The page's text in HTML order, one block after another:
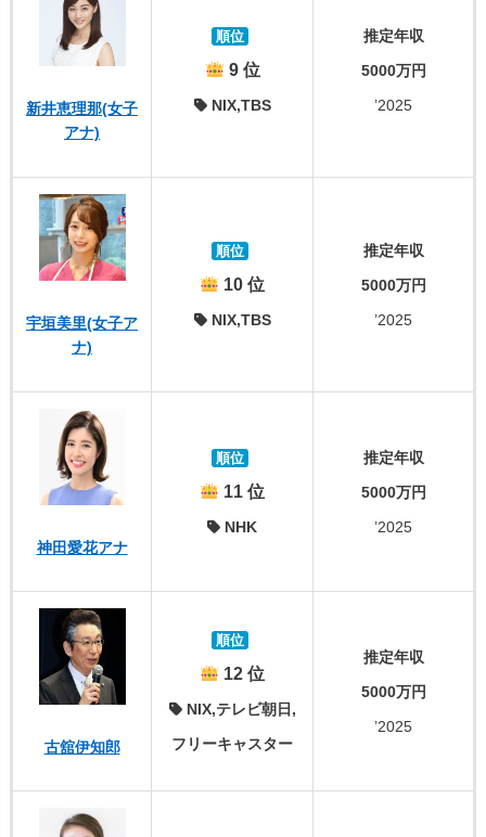
新井恵理那(女子
アナ)
順位
9 位
NIX,TBS
推定年収
5000万円
’2025
宇垣美里(女子ア
ナ)
順位
10 位
NIX,TBS
推定年収
5000万円
’2025
神田愛花アナ
順位
11 位
NHK
推定年収
5000万円
’2025
古舘伊知郎
順位
12 位
NIX,テレビ朝日,
フリーキャスター
推定年収
5000万円
’2025